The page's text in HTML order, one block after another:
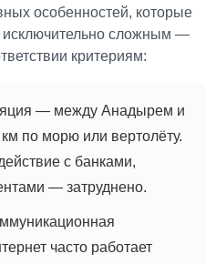
особенностей, которые
сложным —
критериям:
— между Анадырем и
по морю или вертолёту.
с банками,
— затруднено.
часто работает